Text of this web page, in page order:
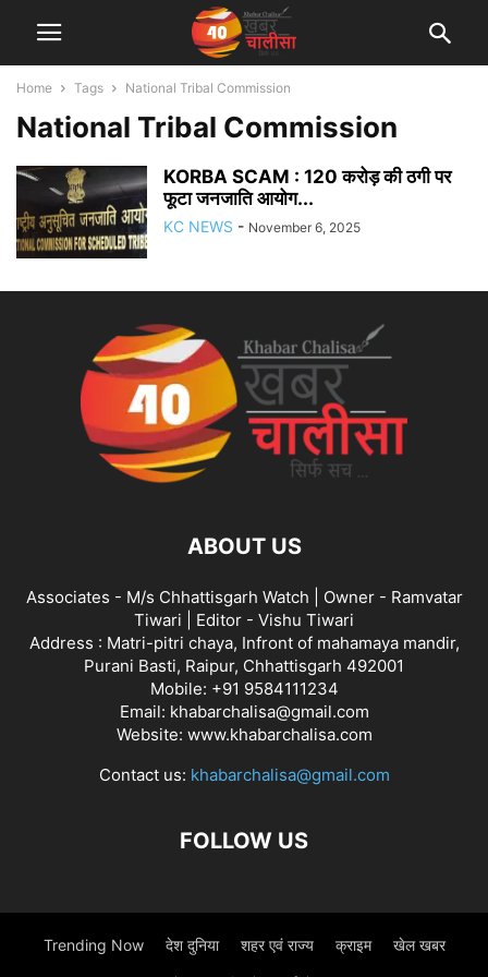
Home Tags National Tribal Commission
National Tribal Commission
KORBA SCAM : 120 करोड़ की ठगी पर
फूटा जनजाति आयोग...
KC NEWS - November 6, 2025
ABOUT US
Associates - M/s Chhattisgarh Watch | Owner - Ramvatar
Tiwari | Editor - Vishu Tiwari
Address : Matri-pitri chaya, Infront of mahamaya mandir,
Purani Basti, Raipur, Chhattisgarh 492001
Mobile: +91 9584111234
Email: khabarchalisa@gmail.com
Website: www.khabarchalisa.com
Contact us: khabarchalisa@gmail.com
FOLLOW US
Trending Now देश दुनिया शहर एवं राज्य क्राइम खेल खबर